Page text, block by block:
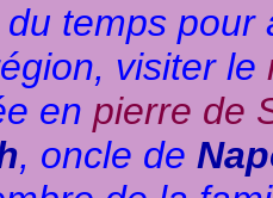
temps
visiter le
en pierre de
, oncle de